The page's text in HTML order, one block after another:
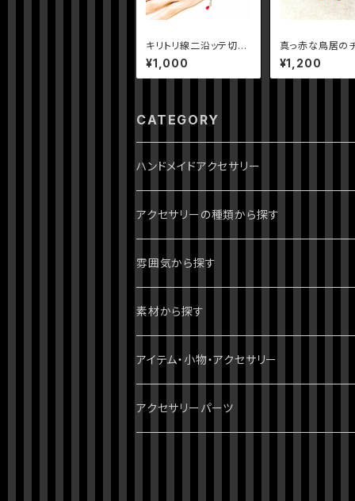
キリトリ線二沿ッテ切ッ
テ
¥1,000
真っ赤な鳥居の
カー
¥1,200
CATEGORY
ハンドメイドアクセサリー
ジョジョの奇妙な冒険
1部 ファントムブラッド
2部 戦闘潮流
進撃の巨人
ダンガンロンパ
無印
スーパーダンガンロンパ2
ツイステッドワンダーランド
刀剣乱舞
アクセサリーの種類から探す
ピアス・イヤリング
ブレスレット
指輪・リング
イヤーカフ・イヤーフック
雰囲気から探す
パンク・ゴシック・ロック・かっこいい
病みかわいい
ポップ・かわいい
素材から探す
天然石
スワロフスキー
アイテム・小物・アクセサリー
ミニチュア・ドールハウス
アクセサリーパーツ